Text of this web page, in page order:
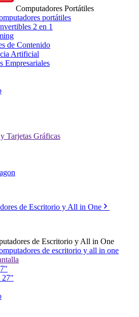
Computadores Portátiles
portátiles
2 en 1
de Contenido
Artificial
Empresariales
Tarjetas Gráficas
de Escritorio y All in One
de Escritorio y All in One
de escritorio y all in one
27"